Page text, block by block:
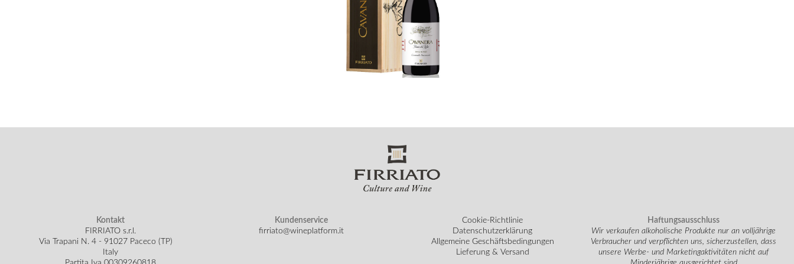
Kontakt
FIRRIATO s.r.l.
Via Trapani N. 4 - 91027 Paceco (TP)
Italy
Kundenservice
firriato@wineplatform.it
Cookie-Richtlinie
Datenschutzerklärung
Allgemeine Geschäftsbedingungen
Lieferung & Versand
Haftungsausschluss
Wir verkaufen alkoholische Produkte nur an volljährige
Verbraucher und verpflichten uns, sicherzustellen, dass
unsere Werbe- und Marketingaktivitäten nicht auf